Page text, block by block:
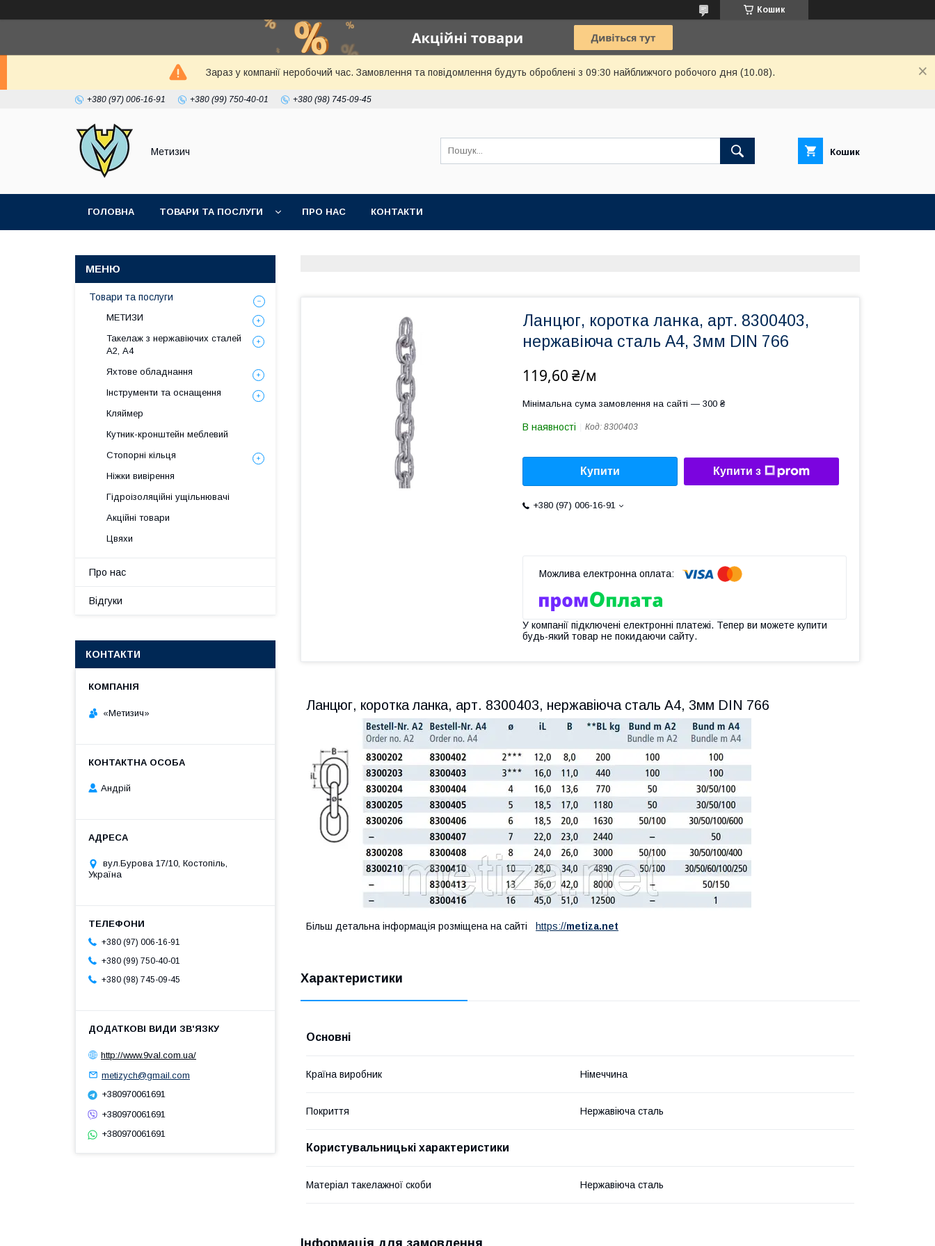
Кошик
Зараз у компанії неробочий час. Замовлення та повідомлення будуть оброблені з 09:30 найближчого робочого дня (10.08).
+380 (97) 006-16-91 +380 (99) 750-40-01 +380 (98) 745-09-45
Метизич Кошик
ГОЛОВНА ТОВАРИ ТА ПОСЛУГИ ПРО НАС КОНТАКТИ
Ланцюг, коротка ланка, арт. 8300403,
нержавіюча сталь А4, 3мм DIN 766
119,60 ₴/м
Мінімальна сума замовлення на сайті — 300 ₴
В наявності Код: 8300403
Купити Купити з
+380 (97) 006-16-91
У компанії підключені електронні платежі. Тепер ви можете купити
будь-який товар не покидаючи сайту.
Ланцюг, коротка ланка, арт. 8300403, нержавіюча сталь А4, 3мм DIN 766
Більш детальна інформація розміщена на сайті https://metiza.net
Характеристики
Основні
Країна виробник Німеччина
Покриття Нержавіюча сталь
Користувальницькі характеристики
Матеріал такелажної скоби Нержавіюча сталь
Товари та послуги
МЕТИЗИ
Такелаж з нержавіючих сталей
А2, А4
Яхтове обладнання
Інструменти та оснащення
Кляймер
Кутник-кронштейн меблевий
Стопорні кільця
Ніжки вивірення
Гідроізоляційні ущільнювачі
Акційні товари
Цвяхи
Про нас
Відгуки
КОНТАКТИ
«Метизич»
Андрій
вул.Бурова 17/10, Костопіль,
Україна
+380 (97) 006-16-91
+380 (99) 750-40-01
+380 (98) 745-09-45
http://www.9val.com.ua/
metizych@gmail.com
+380970061691
+380970061691
+380970061691